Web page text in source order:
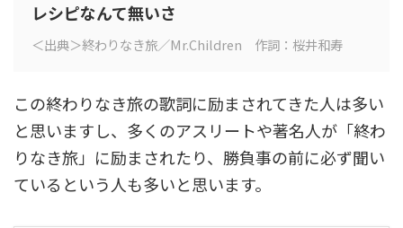
レシピなんて無いさ
＜出典＞終わりなき旅／Mr.Children 作詞：桜井和寿
この終わりなき旅の歌詞に励まされてきた人は多い
と思いますし、多くのアスリートや著名人が「終わ
りなき旅」に励まされたり、勝負事の前に必ず聞い
ているという人も多いと思います。